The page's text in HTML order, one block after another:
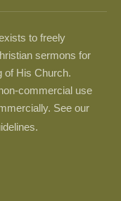
to freely
sermons for
of His Church.
commercial use
See our